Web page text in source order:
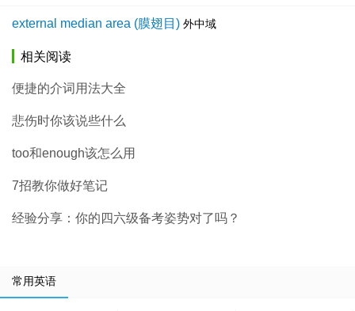
external median area (膜翅目) 外中域
相关阅读
便捷的介词用法大全
悲伤时你该说些什么
too和enough该怎么用
7招教你做好笔记
经验分享：你的四六级备考姿势对了吗？
常用英语